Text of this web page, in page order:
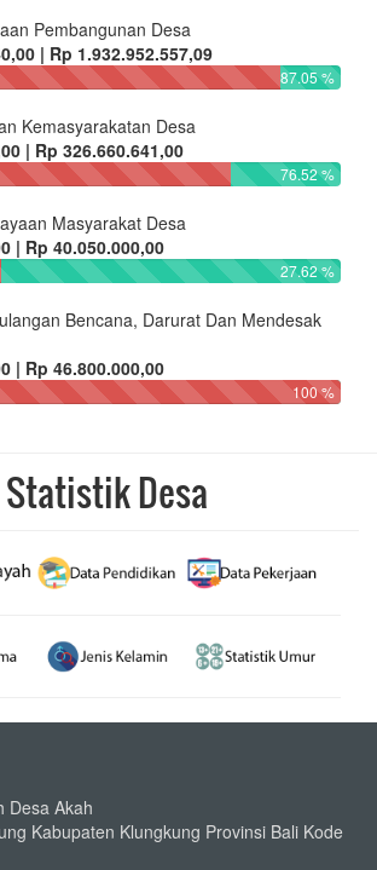
Pembangunan Desa
| Rp 1.932.952.557,09
87.05 %
Kemasyarakatan Desa
| Rp 326.660.641,00
76.52 %
Masyarakat Desa
| Rp 40.050.000,00
27.62 %
Bencana, Darurat Dan Mendesak
| Rp 46.800.000,00
100 %
Statistik Desa
Desa Akah
Kabupaten Klungkung Provinsi Bali Kode